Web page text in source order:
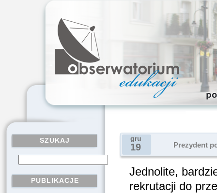
SZUKAJ
PUBLIKACJE
gru
19 Prezydent
Jednolite,
rekrutacji do